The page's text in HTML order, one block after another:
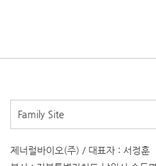
Family Site
제너럴바이오(주) / 대표자 : 서정훈